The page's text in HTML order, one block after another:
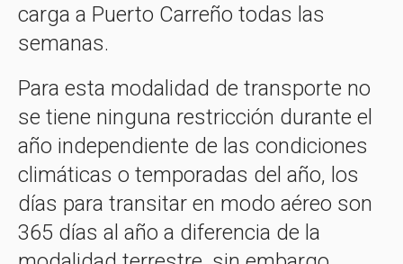
carga a Puerto Carreño todas las
semanas.
Para esta modalidad de transporte no
se tiene ninguna restricción durante el
año independiente de las condiciones
climáticas o temporadas del año, los
días para transitar en modo aéreo son
365 días al año a diferencia de la